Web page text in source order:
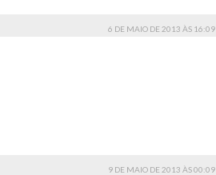
6 DE MAIO DE 2013 ÀS 16:09
9 DE MAIO DE 2013 ÀS 00:09